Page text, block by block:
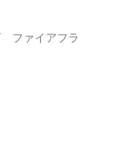
ファイアフラ